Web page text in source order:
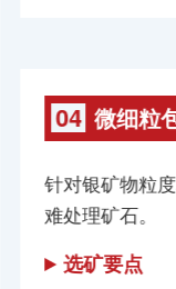
04 微细粒
针对银矿物粒
难处理矿石。
选矿要点